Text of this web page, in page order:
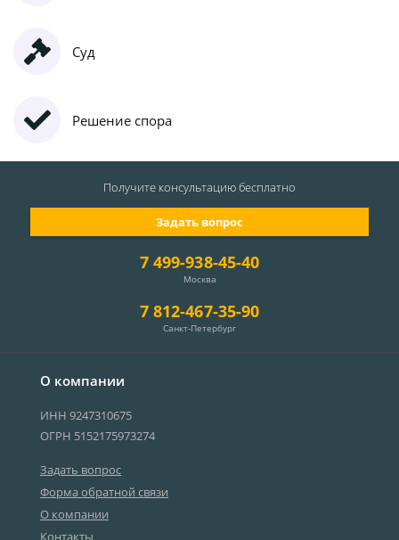
Суд
Решение спора
О компании
ИНН 9247310675
ОГРН 5152175973274
Задать вопрос
Форма обратной связи
О компании
Контакты
7 499-938-45-40
Москва
7 812-467-35-90
Санкт-Петербург
Задать вопрос
Получите консультациюбесплатно